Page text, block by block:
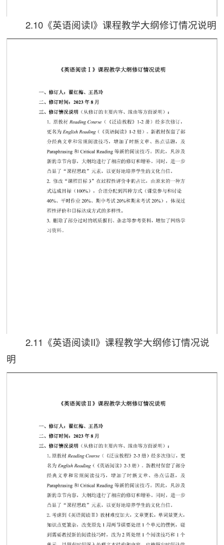
第 1 页
2.10《英语阅读I》课程教学大纲修订情况说明
第 1 页
2.11《英语阅读II》课程教学大纲修订情况说
明